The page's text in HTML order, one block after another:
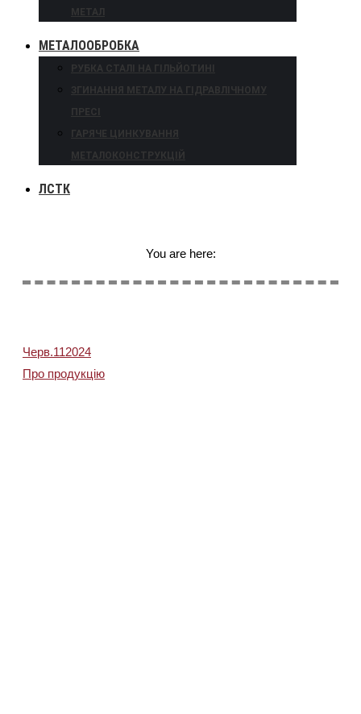
МЕТАЛ
МЕТАЛООБРОБКА
РУБКА СТАЛІ НА ГІЛЬЙОТИНІ
ЗГИНАННЯ МЕТАЛУ НА ГІДРАВЛІЧНОМУ
ПРЕСІ
ГАРЯЧЕ ЦИНКУВАННЯ
МЕТАЛОКОНСТРУКЦІЙ
ЛСТК
You are here:
Черв.112024
Про продукцію